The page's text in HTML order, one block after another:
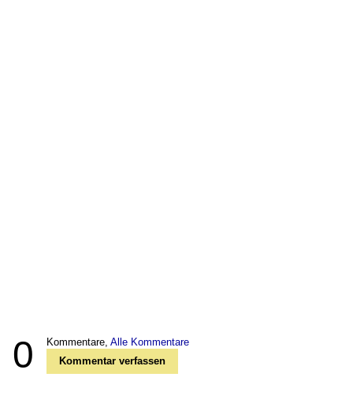
0 Kommentare, Alle Kommentare
Kommentar verfassen